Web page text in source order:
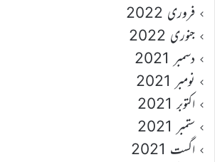
فروری 2022
جنوری 2022
دسمبر 2021
نومبر 2021
اکتوبر 2021
ستمبر 2021
اگست 2021